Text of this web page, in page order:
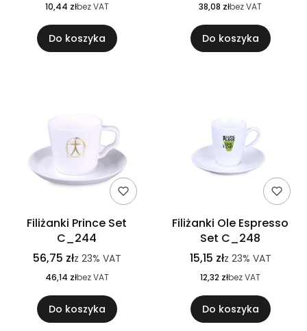
10,44 złbez VAT
Do koszyka
38,08 złbez VAT
Do koszyka
Filiżanki Prince Set
C_244
56,75 złz 23% VAT
46,14 złbez VAT
Do koszyka
Filiżanki Ole Espresso
Set C_248
15,15 złz 23% VAT
12,32 złbez VAT
Do koszyka